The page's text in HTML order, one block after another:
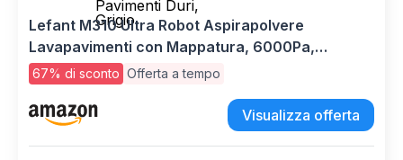
Pavimenti Duri,
Grigio
Lefant M310 Ultra Robot Aspirapolvere
Lavapavimenti con Mappatura, 6000Pa,
Navigazione ToF PSD 190°, 170 Min, Controllo
APP/WiFi, 3-in-1, Ideale per Peli Animali e
Pavimenti Duri, Grigio
67% di sconto Offerta a tempo
Visualizza offerta